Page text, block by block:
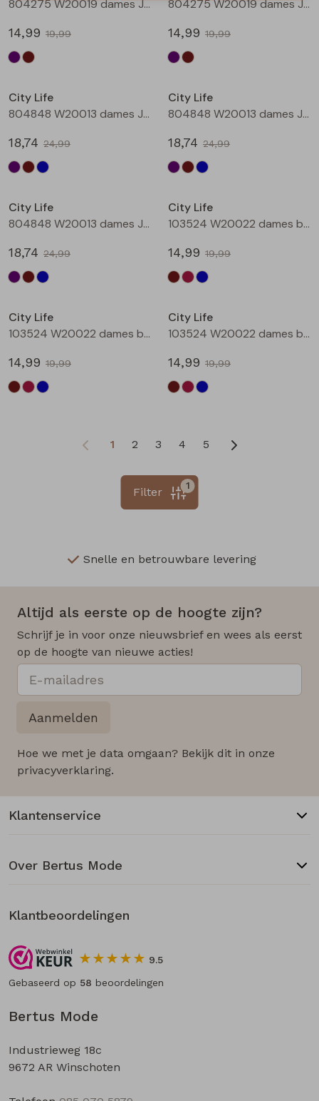
804275 W20019 dames Jurk Aubergine
14,99 19,99
804275 W20019 dames Jurk Bruin
14,99 19,99
City Life
804848 W20013 dames Jurk Aubergine
18,74 24,99
City Life
804848 W20013 dames Jurk Bruin
18,74 24,99
City Life
804848 W20013 dames Jurk Petrol
18,74 24,99
City Life
103524 W20022 dames bloese km Bruin donker
14,99 19,99
City Life
103524 W20022 dames bloese km Wijnrood
14,99 19,99
City Life
103524 W20022 dames bloese km Marine
14,99 19,99
1 2 3 4 5
1
Filter
Snelle en betrouwbare levering
Altijd als eerste op de hoogte zijn?
Schrijf je in voor onze nieuwsbrief en wees als eerst
op de hoogte van nieuwe acties!
Aanmelden
Hoe we met je data omgaan? Bekijk dit in onze
privacyverklaring.
Bertus Mode
Industrieweg 18c
9672 AR Winschoten
Klantenservice
Over Bertus Mode
Klantbeoordelingen
9.5
Gebaseerd op 58 beoordelingen